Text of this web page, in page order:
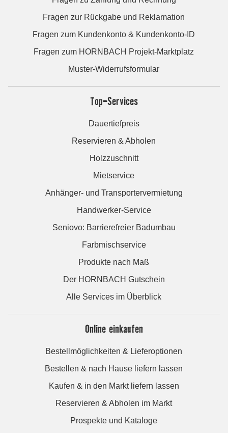
Fragen zur Rückgabe und Reklamation
Fragen zum Kundenkonto & Kundenkonto-ID
Fragen zum HORNBACH Projekt-Marktplatz
Muster-Widerrufsformular
Top-Services
Dauertiefpreis
Reservieren & Abholen
Holzzuschnitt
Mietservice
Anhänger- und Transportervermietung
Handwerker-Service
Seniovo: Barrierefreier Badumbau
Farbmischservice
Produkte nach Maß
Der HORNBACH Gutschein
Alle Services im Überblick
Online einkaufen
Bestellmöglichkeiten & Lieferoptionen
Bestellen & nach Hause liefern lassen
Kaufen & in den Markt liefern lassen
Reservieren & Abholen im Markt
Prospekte und Kataloge